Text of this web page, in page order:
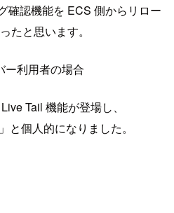
確認機能を ECS 側からリロー
たと思います。
ー利用者の場合
Tail 機能が登場し、
と個人的になりました。